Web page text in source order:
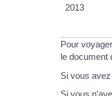
2013
Pour
le document
Si vous